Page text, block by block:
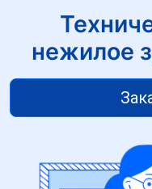
нежилое